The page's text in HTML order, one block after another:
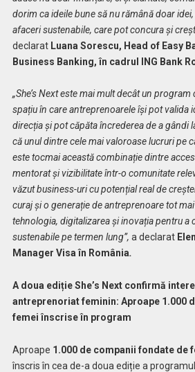
dorim ca ideile bune să nu rămână doar
afaceri sustenabile, care pot concura și
declarat Luana Sorescu, Head of Easy
Business Banking, în cadrul ING Bank
„She’s Next este mai mult decât un
spațiu în care antreprenoarele își pot valida
direcția și pot căpăta încrederea de a gândi
că unul dintre cele mai valoroase lucruri pe
este tocmai această combinație dintre
mentorat și vizibilitate într-o comunitate
văzut business-uri cu potențial real de
curaj și o generație de antreprenoare tot
tehnologia, digitalizarea și inovația pentru a
sustenabile pe termen lung”, a declarat
Manager Visa în România.
A doua ediție She’s Next confirmă
antreprenoriat feminin: Aproape 1.000
femei înscrise în program
Aproape 1.000 de companii fondate de
înscris în cea de-a doua ediție a